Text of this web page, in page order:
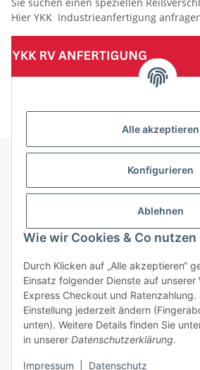
Alle akzeptieren
Konfigurieren
Ablehnen
Wie wir Cookies & Co nutzen
Durch Klicken auf „Alle akzeptieren“
Einsatz folgender Dienste auf unserer
Express Checkout und Ratenzahlung.
Einstellung jederzeit ändern
unten). Weitere Details finden Sie
in unserer Datenschutzerklärung.
Impressum Datenschutz
Hier YKK Industrieanfertigung
(Mindesttabnahmemenge 10 Stück je Länge und Farbe)
Informationen
Gesetzliche Informationen
Vertrag
* Alle Preise zzgl. gesetzlicher USt., zzgl.